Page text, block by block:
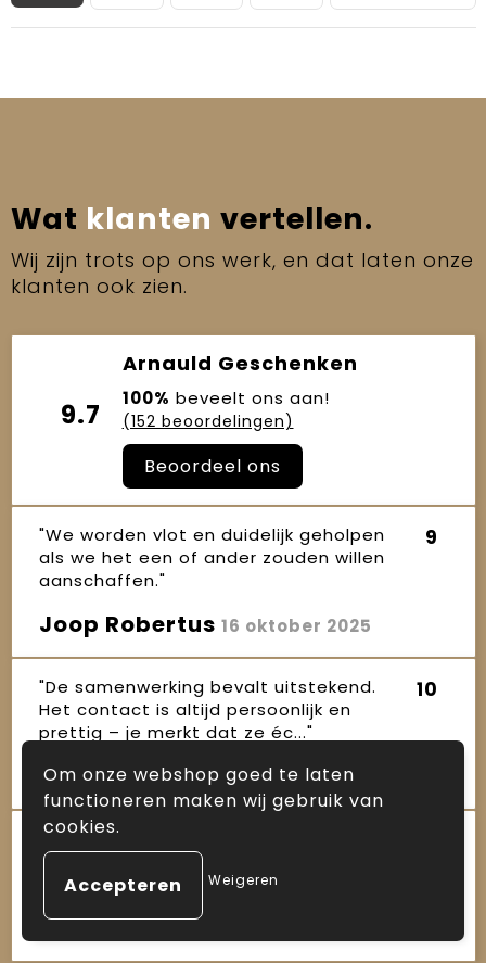
Wat klanten vertellen.
Wij zijn trots op ons werk, en dat laten onze
klanten ook zien.
9.7
Arnauld Geschenken
100% beveelt ons aan!
(152 beoordelingen)
Beoordeel ons
"We worden vlot en duidelijk geholpen
als we het een of ander zouden willen
aanschaffen."
9
Joop Robertus 16 oktober 2025
"De samenwerking bevalt uitstekend.
Het contact is altijd persoonlijk en
prettig – je merkt dat ze éc..."
10
Janet16 oktober 2025
"Sinds enkele jaren maken wij gebruik
van de diensten van Arnauld, zowel
voor kerstpakketten als ande..."
Ineke
Om onze webshop goed te laten
functioneren maken wij gebruik van
cookies.
Weigeren